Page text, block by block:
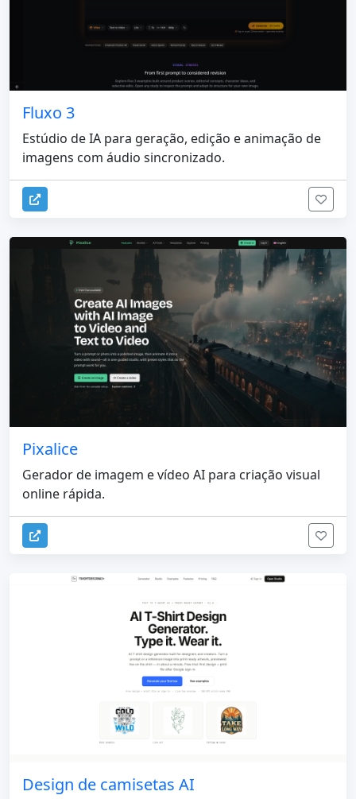
Fluxo 3
Estúdio de IA para geração, edição e animação de
imagens com áudio sincronizado.
Pixalice
Gerador de imagem e vídeo AI para criação visual
online rápida.
Design de camisetas AI